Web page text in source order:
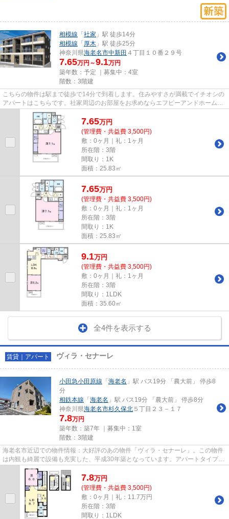
相模線 「社家 」駅 徒歩14分
相模線 「厚木 」駅 徒歩25分
神奈川県海老名市中新田 ４丁目１０番２９号
7.65万円～9.1万円
築年数：予定 ｜募集中： 4室
階数：3階建
こちらの物件は駅まで徒歩で14分で到着します。住みやすさが満載でイチオシの
アパートはこちらです。社家周辺のお部屋をお求めならエフピーアンドホームに
お任せください。当社は海老...
7.65万円
(管理費・共益費 3,500円)
敷：0ヶ月｜礼：1ヶ月
所在階：3階
間取り：1K
面積：25.83㎡
7.65万円
(管理費・共益費 3,500円)
敷：0ヶ月｜礼：1ヶ月
所在階：3階
間取り：1K
面積：25.83㎡
9.1万円
(管理費・共益費 3,500円)
敷：0ヶ月｜礼：1ヶ月
所在階：3階
間取り：1LDK
面積：35.60㎡
全4件を表示する
賃貸｜アパート ヴィラ・セナーレ
小田急小田原線 「海老名 」駅 バス19分 「農大前」 停歩8
分
相鉄本線 「海老名 」駅 バス19分 「農大前」 停歩8分
神奈川県海老名市杉久保北 ５丁目２３－１７
7.8万円
築年数：築7年 ｜募集中： 1室
階数：3階建
海老名市近辺での物件情報：大好評のあの物件「ヴィラ・セナーレ」。この物件
は内観も綺麗で設備も充実した、平成30年築となっています。アパートタイプの
お部屋です。海老名市エリア...
7.8万円
(管理費・共益費 3,500円)
敷：0ヶ月｜礼：11.7万円
所在階：3階
間取り：1LDK